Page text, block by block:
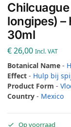
longipes)
30ml
€26,00 Incl. VAT
Botanical Name -
Effect - Hulp bij
Product Form -
Country - Mexico
Op voorraad